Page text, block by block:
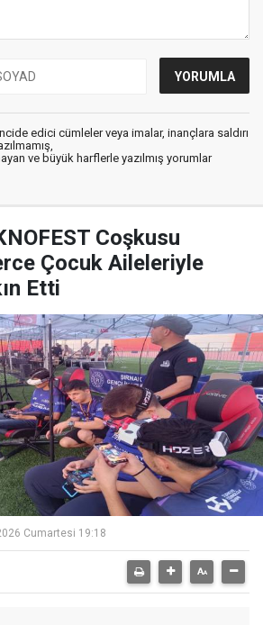
edici cümleler veya imalar, inançlara saldırı
ve büyük harflerle yazılmış yorumlar
Coşkusu
Çocuk Aileleriyle
Etti
Cumartesi 19:18